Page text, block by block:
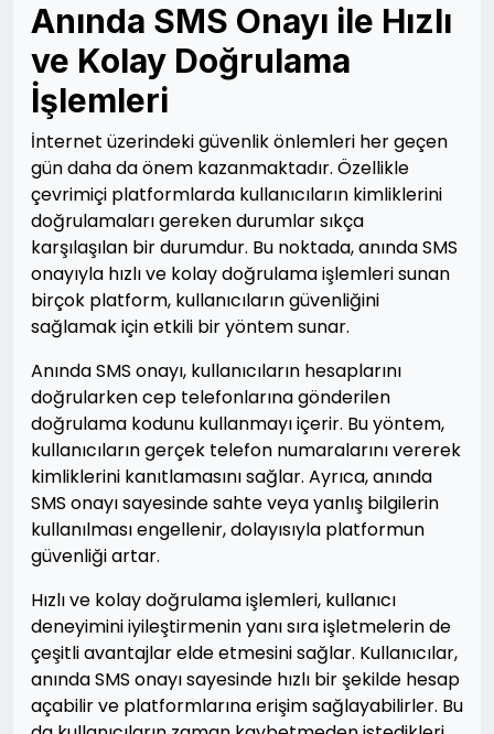
Anında SMS Onayı ile Hızlı
ve Kolay Doğrulama
İşlemleri
İnternet üzerindeki güvenlik önlemleri her geçen
gün daha da önem kazanmaktadır. Özellikle
çevrimiçi platformlarda kullanıcıların kimliklerini
doğrulamaları gereken durumlar sıkça
karşılaşılan bir durumdur. Bu noktada, anında SMS
onayıyla hızlı ve kolay doğrulama işlemleri sunan
birçok platform, kullanıcıların güvenliğini
sağlamak için etkili bir yöntem sunar.
Anında SMS onayı, kullanıcıların hesaplarını
doğrularken cep telefonlarına gönderilen
doğrulama kodunu kullanmayı içerir. Bu yöntem,
kullanıcıların gerçek telefon numaralarını vererek
kimliklerini kanıtlamasını sağlar. Ayrıca, anında
SMS onayı sayesinde sahte veya yanlış bilgilerin
kullanılması engellenir, dolayısıyla platformun
güvenliği artar.
Hızlı ve kolay doğrulama işlemleri, kullanıcı
deneyimini iyileştirmenin yanı sıra işletmelerin de
çeşitli avantajlar elde etmesini sağlar. Kullanıcılar,
anında SMS onayı sayesinde hızlı bir şekilde hesap
açabilir ve platformlarına erişim sağlayabilirler. Bu